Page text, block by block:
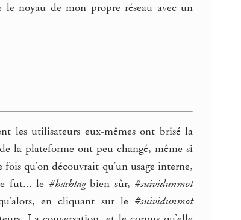
noyau de mon propre réseau avec un
les utilisateurs eux-mêmes ont brisé la
la plateforme ont peu changé, même si
qu’on découvrait qu’un usage interne,
fut... le #hashtagbien sûr, #suividunmot
en cliquant sur le #suividunmot